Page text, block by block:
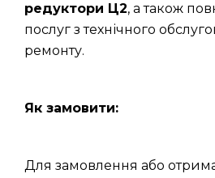
редуктори Ц2, а також
послуг з технічного
ремонту.
Як замовити:
Для замовлення або